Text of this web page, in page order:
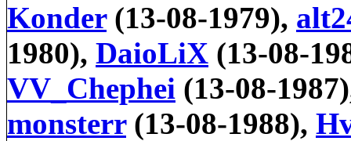
Konder(13-08-1979),
1980), DaioLiX (13-08-
VV_Chephei (13-08-
monsterr(13-08-1988),